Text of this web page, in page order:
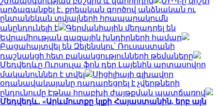
արձագանքել է․ քրեական գործով անձնական ու
ընտանեկան տվյալների հրապարակումն
անընդունելի է
Գերմանիային մեղադրել են
Եվրամիության գազային խնդիրների համար
Բացահայտվել են Զելենսկու՝ Ռուսաստանի
դաշնակցի հետ բանակցությունների թեմաները
Մեդվեդևը Ուրսուլա ֆոն դեր Լայենին արտասովոր
մականուններ է տվել
Սիցիլիայի գլխավոր
օդանավակայանը դադարեցրել է չվերթների
ընդունումը Էթնա հրաբխի ժայթքման պատճառով
Մեդվեդև․ «Արևմուտքը կլքի Հայաստանին, երբ այն